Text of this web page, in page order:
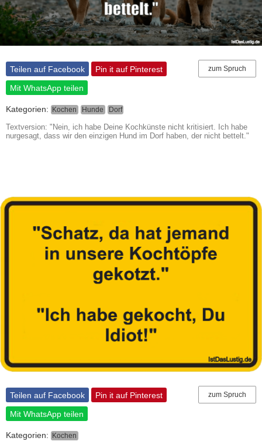
zum Spruch
Teilen auf Facebook
Pin it auf Pinterest
Mit WhatsApp teilen
Kategorien: Kochen Hunde Dorf
Textversion: "Nein, ich habe Deine Kochkünste nicht kritisiert. Ich habe
nurgesagt, dass wir den einzigen Hund im Dorf haben, der nicht bettelt."
zum Spruch
Teilen auf Facebook
Pin it auf Pinterest
Mit WhatsApp teilen
Kategorien: Kochen